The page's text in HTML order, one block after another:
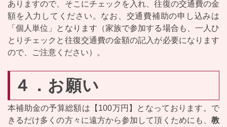
ありますので、そこにチェックを入れ、往復の交通費の金
額を入力してください。なお、交通費補助の申し込みは
「個人単位」となります（家族で参加する場合も、一人ひ
とりチェックと往復交通費の金額の記入が必要になります
ので、ご注意ください）。
４．お願い
本補助金の予算総額は【100万円】となっております。で
きるだけ多くの方々に遠方から参加して頂くためにも、 教